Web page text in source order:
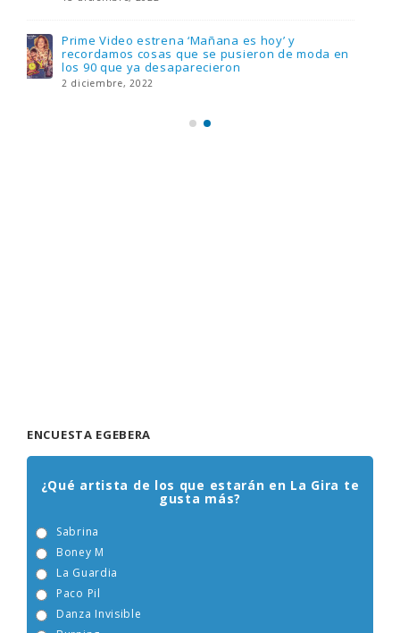
Llega el nuevo juego de mesa Yo Fui a EGB:
Verdad, reto o consecuencia, con más
preguntas y atrevidas pruebas
¿Qué artista de los que estarán en La Gira te
gusta más?
Boney M